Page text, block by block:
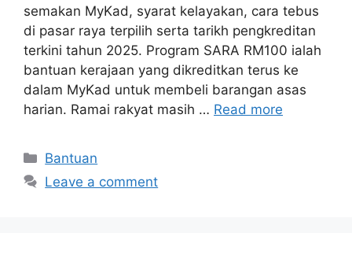
semakan MyKad, syarat kelayakan, cara tebus
di pasar raya terpilih serta tarikh pengkreditan
terkini tahun 2025. Program SARA RM100 ialah
bantuan kerajaan yang dikreditkan terus ke
dalam MyKad untuk membeli barangan asas
harian. Ramai rakyat masih … Read more
Categories
Bantuan
Leave a comment